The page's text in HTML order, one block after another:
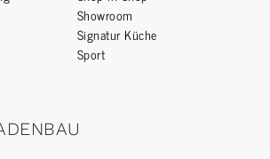
Showroom
Signatur Küche
Sport